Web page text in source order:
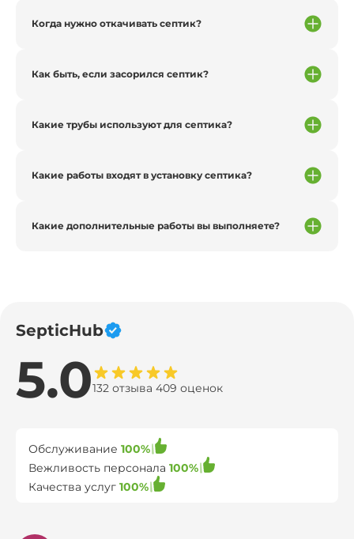
Когда нужно откачивать септик?
Как быть, если засорился септик?
Какие трубы используют для септика?
Какие работы входят в установку септика?
Какие дополнительные работы вы выполняете?
SepticHub
5.0132 отзыва 409 оценок
Обслуживание 100%
Вежливость персонала 100%
Качества услуг 100%